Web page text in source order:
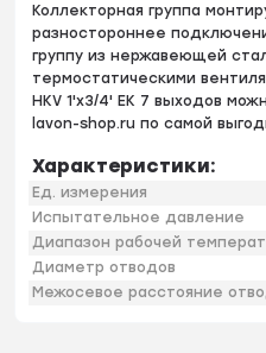
Коллекторная группа
разностороннее
группу из нержавеющей
термостатическими
HKV 1'х3/4' EK 7 выходов
lavon-shop.ru по самой
Характеристики:
Ед. измерения
Испытательное давление
Диапазон рабочей
Диаметр отводов
Межосевое расстояние